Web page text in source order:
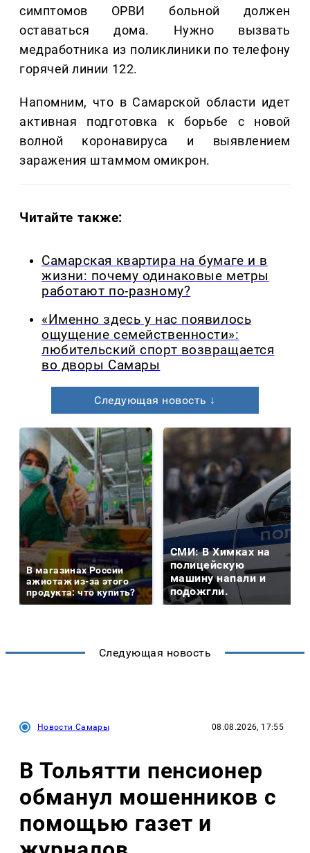
симптомов ОРВИ больной должен
оставаться дома. Нужно вызвать
медработника из поликлиники по телефону
горячей линии 122.
Напомним, что в Самарской области идет
активная подготовка к борьбе с новой
волной коронавируса и выявлением
заражения штаммом омикрон.
Читайте также:
Самарская квартира на бумаге и в
жизни: почему одинаковые метры
работают по-разному?
«Именно здесь у нас появилось
ощущение семейственности»:
любительский спорт возвращается
во дворы Самары
Следующая новость ↓
В магазинах России
ажиотаж из-за этого
продукта: что купить?
СМИ: В Химках на
полицейскую
машину напали и
подожгли.
Следующая новость
Новости Самары 08.08.2026, 17:55
В Тольятти пенсионер
обманул мошенников с
помощью газет и